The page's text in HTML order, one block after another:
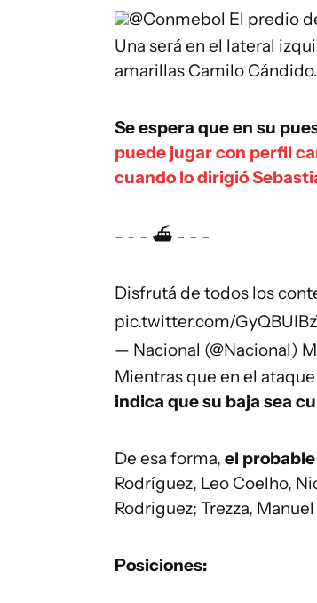
@Conmebol El predio
Una será en el lateral
amarillas Camilo Cándido.
Se espera que en su
puede jugar con perfil
cuando lo dirigió
- - - ⛴ - - -
Disfrutá de todos los
pic.twitter.com/
— Nacional (@Nacional)
Mientras que en el
indica que su baja sea
De esa forma, el
Rodríguez, Leo Coelho,
Rodriguez; Trezza,
Posiciones: